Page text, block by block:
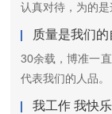
认真对待，为的是
质量是我们的
30余载，博准一
代表我们的人品。
我工作 我快